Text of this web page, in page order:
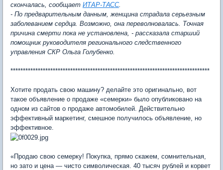
скончалась, сообщает ИТАР-ТАСС.
- По предварительным данным, женщина страдала серьезным
заболеванием сердца. Возможно, она переволновалась. Точная
причина смерти пока не установлена, - рассказала старший
помощник руководителя регионального следственного
управления СКР Ольга Голубенко.
********************************************************************************
Хотите продать свою машину? делайте это оригинально, вот
такое объявление о продаже «семерки» было опубликовано на
одном из сайтов о продаже автомобилей. Действительно
эффективный маркетинг, смешное получилось объявление, но
эффективное.
«Продаю свою семерку! Покупка, прямо скажем, сомнительная,
но зато и цена — чисто символическая. 40 тысяч рублей и корвет